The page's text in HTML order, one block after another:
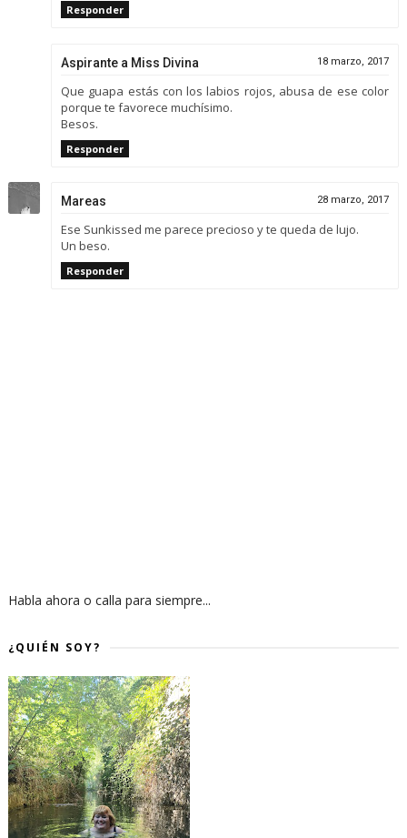
Responder
Aspirante a Miss Divina 18 marzo, 2017
Que guapa estás con los labios rojos, abusa de ese color
porque te favorece muchísimo.
Besos.
Responder
Mareas 28 marzo, 2017
Ese Sunkissed me parece precioso y te queda de lujo.
Un beso.
Responder
Habla ahora o calla para siempre...
¿QUIÉN SOY?